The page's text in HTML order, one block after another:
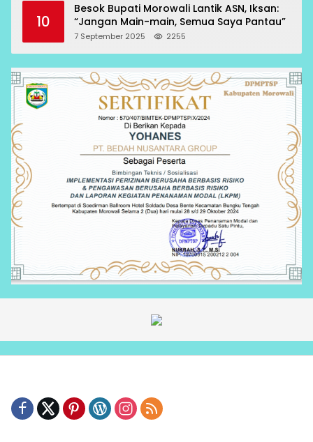
10
Besok Bupati Morowali Lantik ASN, Iksan:
“Jangan Main-main, Semua Saya Pantau”
7 September 2025 2255